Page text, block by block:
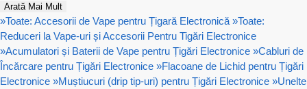
Arată Mai Mult
»Toate: Accesorii de Vape pentru Țigară Electronică »Toate:
Reduceri la Vape-uri și Accesorii Pentru Tigări Electronice
»Acumulatori și Baterii de Vape pentru Țigări Electronice »Cabluri de
Încărcare pentru Țigări Electronice »Flacoane de Lichid pentru Țigări
Electronice »Muștiucuri (drip tip-uri) pentru Țigări Electronice »Unelte